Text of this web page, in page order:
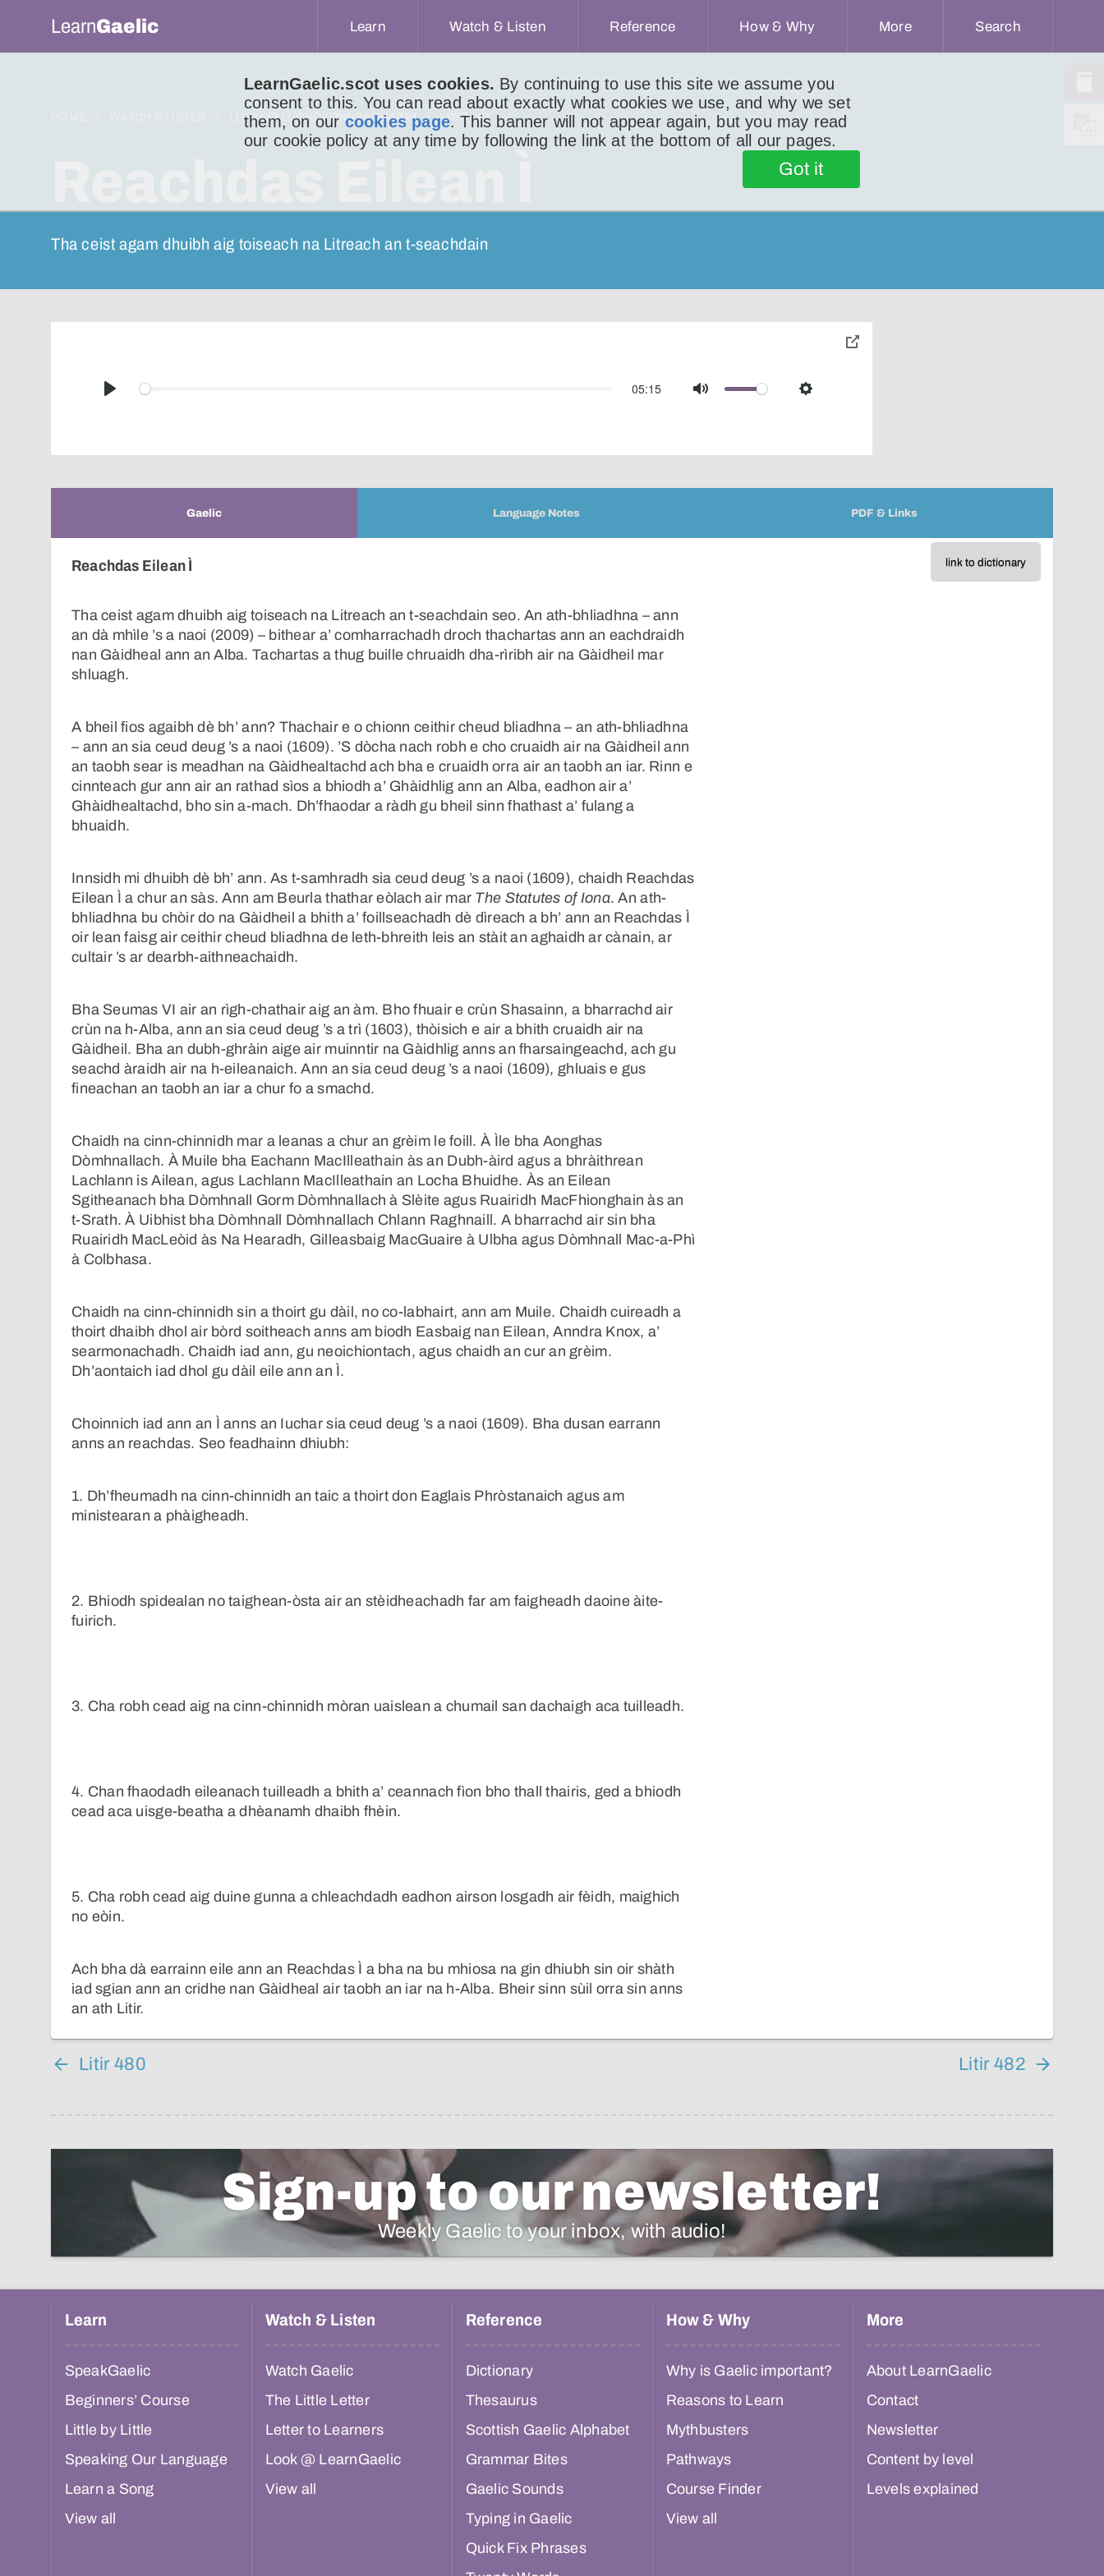
LearnGaelic.scot uses cookies. By continuing to use this site we assume you
consent to this. You can read about exactly what cookies we use, and why we set
them, on our cookies page. This banner will not appear again, but you may read
our cookie policy at any time by following the link at the bottom of all our pages.
Got it
LearnGaelic Learn Watch & Listen Reference How & Why More Search
LITIR DO LUCHD-IONNSACHAIDH LITIR 481
Tha ceist agam dhuibh aig toiseach na Litreach an t-seachdain
Play
05:15
Mute Settings
toggle
Gaelic Language Notes PDF & Links
link to dictionary
Reachdas Eilean Ì
Tha ceist agam dhuibh aig toiseach na Litreach an t-seachdain seo. An ath-bhliadhna – ann
an dà mhìle ’s a naoi (2009) – bithear a’ comharrachadh droch thachartas ann an eachdraidh
nan Gàidheal ann an Alba. Tachartas a thug buille chruaidh dha-rìribh air na Gàidheil mar
shluagh.
A bheil fios agaibh dè bh’ ann? Thachair e o chionn ceithir cheud bliadhna – an ath-bhliadhna
– ann an sia ceud deug ’s a naoi (1609). ’S dòcha nach robh e cho cruaidh air na Gàidheil ann
an taobh sear is meadhan na Gàidhealtachd ach bha e cruaidh orra air an taobh an iar. Rinn e
cinnteach gur ann air an rathad sìos a bhiodh a’ Ghàidhlig ann an Alba, eadhon air a’
Ghàidhealtachd, bho sin a-mach. Dh’fhaodar a ràdh gu bheil sinn fhathast a’ fulang a
bhuaidh.
Innsidh mi dhuibh dè bh’ ann. As t-samhradh sia ceud deug ’s a naoi (1609), chaidh Reachdas
Eilean Ì a chur an sàs. Ann am Beurla thathar eòlach air mar The Statutes of Iona. An ath-
bhliadhna bu chòir do na Gàidheil a bhith a’ foillseachadh dè dìreach a bh’ ann an Reachdas Ì
oir lean faisg air ceithir cheud bliadhna de leth-bhreith leis an stàit an aghaidh ar cànain, ar
cultair ’s ar dearbh-aithneachaidh.
Bha Seumas VI air an rìgh-chathair aig an àm. Bho fhuair e crùn Shasainn, a bharrachd air
crùn na h-Alba, ann an sia ceud deug ’s a trì (1603), thòisich e air a bhith cruaidh air na
Gàidheil. Bha an dubh-ghràin aige air muinntir na Gàidhlig anns an fharsaingeachd, ach gu
seachd àraidh air na h-eileanaich. Ann an sia ceud deug ’s a naoi (1609), ghluais e gus
fineachan an taobh an iar a chur fo a smachd.
Chaidh na cinn-chinnidh mar a leanas a chur an grèim le foill. À Ìle bha Aonghas
Dòmhnallach. À Muile bha Eachann MacIlleathain às an Dubh-àird agus a bhràithrean
Lachlann is Ailean, agus Lachlann MacIlleathain an Locha Bhuidhe. Às an Eilean
Sgitheanach bha Dòmhnall Gorm Dòmhnallach à Slèite agus Ruairidh MacFhionghain às an
t-Srath. À Uibhist bha Dòmhnall Dòmhnallach Chlann Raghnaill. A bharrachd air sin bha
Ruairidh MacLeòid às Na Hearadh, Gilleasbaig MacGuaire à Ulbha agus Dòmhnall Mac-a-Phì
à Colbhasa.
Chaidh na cinn-chinnidh sin a thoirt gu dàil, no co-labhairt, ann am Muile. Chaidh cuireadh a
thoirt dhaibh dhol air bòrd soitheach anns am biodh Easbaig nan Eilean, Anndra Knox, a’
searmonachadh. Chaidh iad ann, gu neoichiontach, agus chaidh an cur an grèim.
Dh’aontaich iad dhol gu dàil eile ann an Ì.
Choinnich iad ann an Ì anns an Iuchar sia ceud deug ’s a naoi (1609). Bha dusan earrann
anns an reachdas. Seo feadhainn dhiubh:
1. Dh’fheumadh na cinn-chinnidh an taic a thoirt don Eaglais Phròstanaich agus am
ministearan a phàigheadh.
2. Bhiodh spidealan no taighean-òsta air an stèidheachadh far am faigheadh daoine àite-
fuirich.
3. Cha robh cead aig na cinn-chinnidh mòran uaislean a chumail san dachaigh aca tuilleadh.
4. Chan fhaodadh eileanach tuilleadh a bhith a’ ceannach fìon bho thall thairis, ged a bhiodh
cead aca uisge-beatha a dhèanamh dhaibh fhèin.
5. Cha robh cead aig duine gunna a chleachdadh eadhon airson losgadh air fèidh, maighich
no eòin.
Ach bha dà earrainn eile ann an Reachdas Ì a bha na bu mhiosa na gin dhiubh sin oir shàth
iad sgian ann an cridhe nan Gàidheal air taobh an iar na h-Alba. Bheir sinn sùil orra sin anns
an ath Litir.
Litir 480 Litir 482
Sign-up to our newsletter!
Weekly Gaelic to your inbox, with audio!
Learn
SpeakGaelic
Beginners’ Course
Little by Little
Speaking Our Language
Learn a Song
View all
Watch & Listen
Watch Gaelic
The Little Letter
Letter to Learners
Look @ LearnGaelic
View all
Reference
Dictionary
Thesaurus
Scottish Gaelic Alphabet
Grammar Bites
Gaelic Sounds
Typing in Gaelic
Quick Fix Phrases
How & Why
Why is Gaelic important?
Reasons to Learn
Mythbusters
Pathways
Course Finder
View all
More
About LearnGaelic
Contact
Newsletter
Content by level
Levels explained